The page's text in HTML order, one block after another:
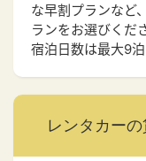
な早割プランなど
ランをお選びくだ
宿泊日数は最大9
レンタカー